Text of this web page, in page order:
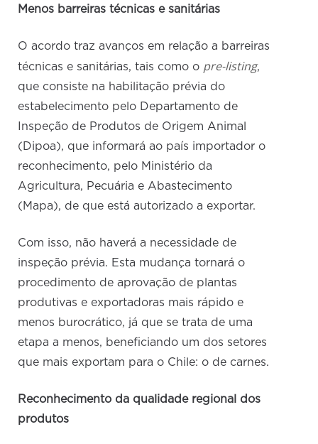
Menos barreiras técnicas e sanitárias
O acordo traz avanços em relação a barreiras
técnicas e sanitárias, tais como o pre-listing,
que consiste na habilitação prévia do
estabelecimento pelo Departamento de
Inspeção de Produtos de Origem Animal
(Dipoa), que informará ao país importador o
reconhecimento, pelo Ministério da
Agricultura, Pecuária e Abastecimento
(Mapa), de que está autorizado a exportar.
Com isso, não haverá a necessidade de
inspeção prévia. Esta mudança tornará o
procedimento de aprovação de plantas
produtivas e exportadoras mais rápido e
menos burocrático, já que se trata de uma
etapa a menos, beneficiando um dos setores
que mais exportam para o Chile: o de carnes.
Reconhecimento da qualidade regional dos
produtos